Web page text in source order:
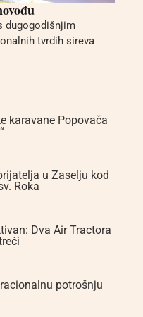
dugogodišnjim
tvrdih sireva
karavane Popovača
u Zaselju kod
Roka
Dva Air Tractora
potrošnju